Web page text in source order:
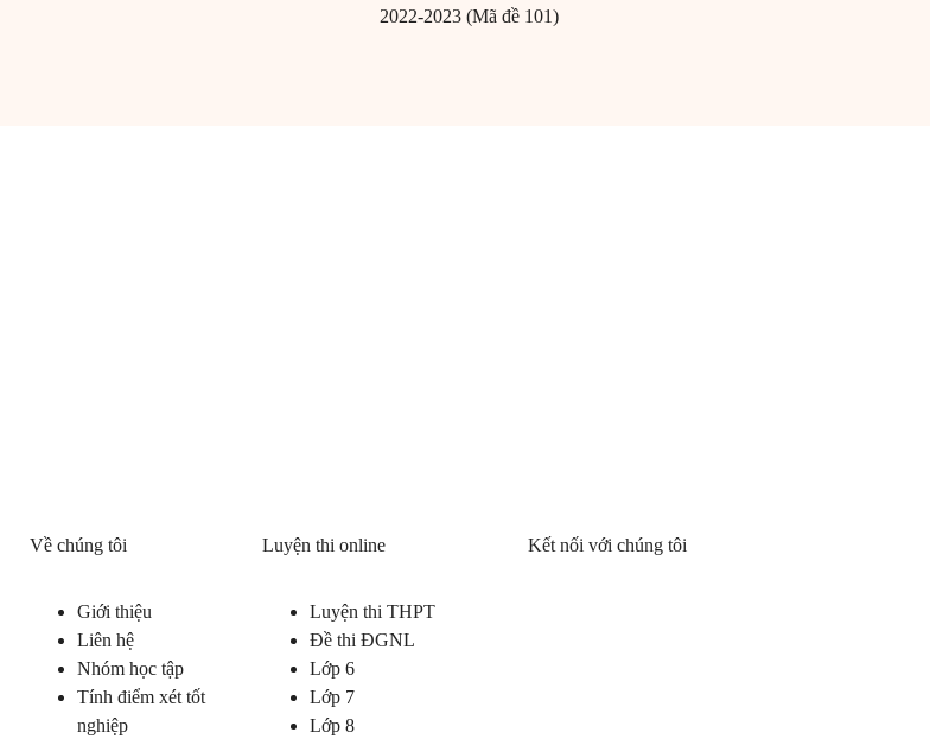
2022-2023 (Mã đề 101)
Về chúng tôi
Giới thiệu
Liên hệ
Nhóm học tập
Tính điểm xét tốt
nghiệp
Luyện thi online
Luyện thi THPT
Đề thi ĐGNL
Lớp 6
Lớp 7
Lớp 8
Kết nối với chúng tôi